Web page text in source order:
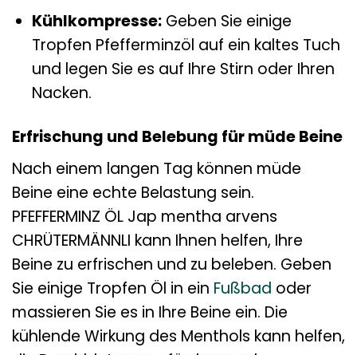
Kühlkompresse:Geben Sie einige
Tropfen Pfefferminzöl auf ein kaltes Tuch
und legen Sie es auf Ihre Stirn oder Ihren
Nacken.
Erfrischung und Belebung für müde Beine
Nach einem langen Tag können müde
Beine eine echte Belastung sein.
PFEFFERMINZ ÖL Jap mentha arvens
CHRÜTERMÄNNLI kann Ihnen helfen, Ihre
Beine zu erfrischen und zu beleben. Geben
Sie einige Tropfen Öl in ein Fußbad oder
massieren Sie es in Ihre Beine ein. Die
kühlende Wirkung des Menthols kann helfen,